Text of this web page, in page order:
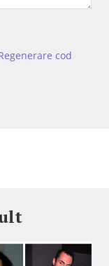
cod